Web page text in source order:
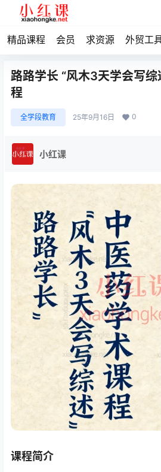
精品课程 会员 求资源 外贸工
路路学长 “风木3天学会写
程
全学段教育 25年9月16日 0
小红课
课程简介